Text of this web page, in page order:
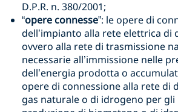
D.P.R. n. 380/2001;
“opere connesse”: le opere di
dell’impianto alla rete elettrica di
ovvero alla rete di trasmissione
necessarie all’immissione nelle
dell’energia prodotta o
opere di connessione alla rete di
gas naturale o di idrogeno per